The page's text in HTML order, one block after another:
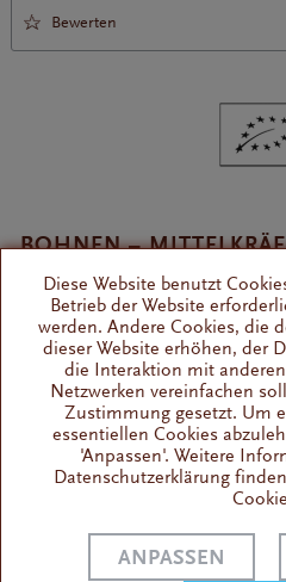
Bewerten
BOHNEN –
Schokoladige Bio
Diese Website benutzt
Betrieb der Website
werden. Andere Cookies, die
dieser Website erhöhen, der
die Interaktion mit
Netzwerken vereinfachen
Zustimmung gesetzt. Um
essentiellen Cookies
'Anpassen'. Weitere
Datenschutzerklärung
ANPASSEN